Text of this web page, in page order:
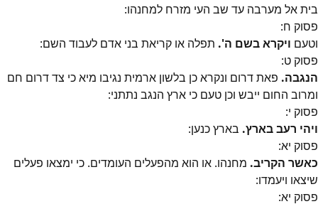
בית אל מערבה עד שב העי מזרח למחנהו:
פסוק ח:
וטעם ויקרא בשם ה'. תפלה או קריאת בני אדם לעבוד השם:
פסוק ט:
הנגבה. פאת דרום ונקרא כן בלשון ארמית נגיבו מיא כי צד דרום חם
ומרוב החום ייבש וכן טעם כי ארץ הנגב נתתני:
פסוק י:
ויהי רעב בארץ. בארץ כנען:
פסוק יא:
כאשר הקריב. מחנהו. או הוא מהפעלים העומדים. כי ימצאו פעלים
שיצאו ויעמדו:
פסוק יא: